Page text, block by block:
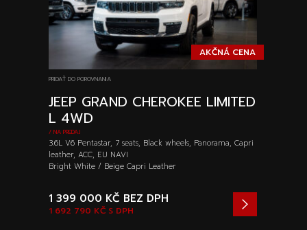
AKČNÁ CENA
PRIDAŤ DO POROVNANIA
JEEP GRAND CHEROKEE LIMITED
L 4WD
/ NA PREDAJ
3.6L V6 Pentastar, 7 seats, Black wheels, Panorama, Capri
leather, ACC, EU NAVI
Bright White / Beige Capri Leather
1 692 790 KČ S DPH
1 399 000 KČ BEZ DPH